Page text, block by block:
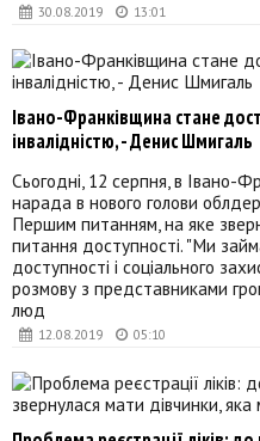
30.08.2019 13:01
12.08.2019 05:10
Івано-Франківщина стане
інвалідністю, - Денис Шмигаль
Сьогодні, 12 серпня, в Івано-
нарада в нового голови
Першим питанням, на яке
питання доступності. "Ми
доступності і соціального
розмову з представниками
люд